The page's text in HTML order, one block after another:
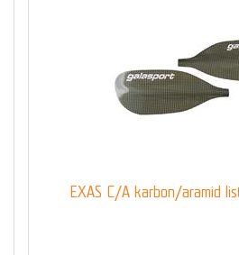
EXAS C/A karbon/aramid